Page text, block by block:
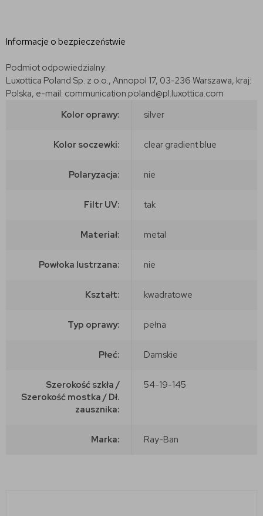
Informacje o bezpieczeństwie
Podmiot odpowiedzialny:
Luxottica Poland Sp. z o.o., Annopol 17, 03-236 Warszawa, kraj:
Polska, e-mail: communication.poland@pl.luxottica.com
Kolor oprawy:
silver
Kolor soczewki: clear gradient blue
Polaryzacja: nie
Filtr UV: tak
Materiał: metal
Powłoka lustrzana: nie
Kształt: kwadratowe
Typ oprawy: pełna
Płeć: Damskie
Szerokość szkła /
Szerokość mostka / Dł.
zausznika:
54-19-145
Marka: Ray-Ban